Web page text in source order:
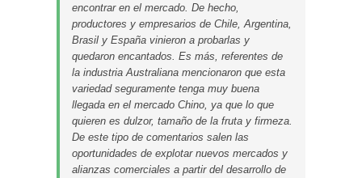
encontrar en el mercado. De hecho,
productores y empresarios de Chile, Argentina,
Brasil y España vinieron a probarlas y
quedaron encantados. Es más, referentes de
la industria Australiana mencionaron que esta
variedad seguramente tenga muy buena
llegada en el mercado Chino, ya que lo que
quieren es dulzor, tamaño de la fruta y firmeza.
De este tipo de comentarios salen las
oportunidades de explotar nuevos mercados y
alianzas comerciales a partir del desarrollo de